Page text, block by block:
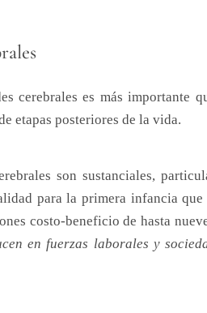
cerebrales es más importante
etapas posteriores de la vida.
son sustanciales,
para la primera infancia que
costo-beneficio de hasta
en fuerzas laborales y